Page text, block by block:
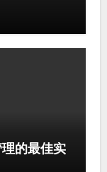
的最佳实